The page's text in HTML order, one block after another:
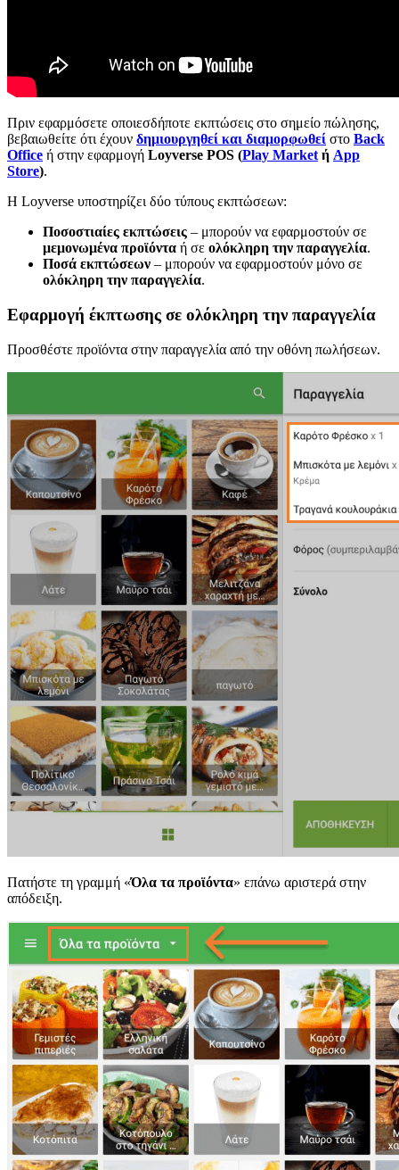
Πριν εφαρμόσετε οποιεσδήποτε εκπτώσεις στο σημείο πώλησης,
βεβαιωθείτε ότι έχουν δημιουργηθεί και διαμορφωθεί στο Back
Office ή στην εφαρμογή Loyverse POS (Play Market ή App
Store).
Η Loyverse υποστηρίζει δύο τύπους εκπτώσεων:
Ποσοστιαίες εκπτώσεις – μπορούν να εφαρμοστούν σε
μεμονωμένα προϊόντα ή σε ολόκληρη την παραγγελία.
Ποσά εκπτώσεων – μπορούν να εφαρμοστούν μόνο σε
ολόκληρη την παραγγελία.
Εφαρμογή έκπτωσης σε ολόκληρη την παραγγελία
Προσθέστε προϊόντα στην παραγγελία από την οθόνη πωλήσεων.
Πατήστε τη γραμμή «Όλα τα προϊόντα» επάνω αριστερά στην
απόδειξη.